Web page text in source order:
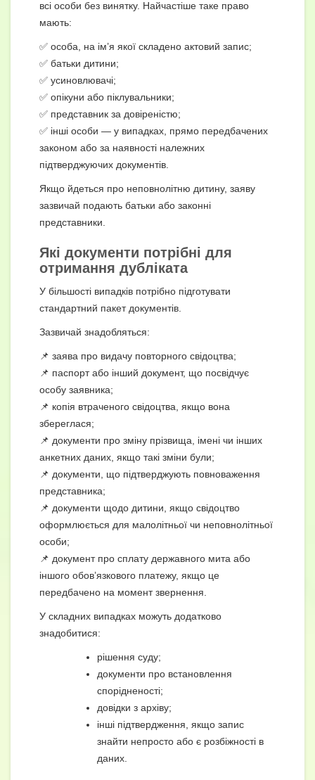
всі особи без винятку. Найчастіше таке право
мають:
✅ особа, на ім’я якої складено актовий запис;
✅ батьки дитини;
✅ усиновлювачі;
✅ опікуни або піклувальники;
✅ представник за довіреністю;
✅ інші особи — у випадках, прямо передбачених
законом або за наявності належних
підтверджуючих документів.
Якщо йдеться про неповнолітню дитину, заяву
зазвичай подають батьки або законні
представники.
Які документи потрібні для
отримання дубліката
У більшості випадків потрібно підготувати
стандартний пакет документів.
Зазвичай знадобляться:
📌 заява про видачу повторного свідоцтва;
📌 паспорт або інший документ, що посвідчує
особу заявника;
📌 копія втраченого свідоцтва, якщо вона
збереглася;
📌 документи про зміну прізвища, імені чи інших
анкетних даних, якщо такі зміни були;
📌 документи, що підтверджують повноваження
представника;
📌 документи щодо дитини, якщо свідоцтво
оформлюється для малолітньої чи неповнолітньої
особи;
📌 документ про сплату державного мита або
іншого обов’язкового платежу, якщо це
передбачено на момент звернення.
У складних випадках можуть додатково
знадобитися:
рішення суду;
документи про встановлення
спорідненості;
довідки з архіву;
інші підтвердження, якщо запис
знайти непросто або є розбіжності в
даних.